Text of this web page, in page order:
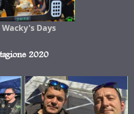
Wacky's Days
2020